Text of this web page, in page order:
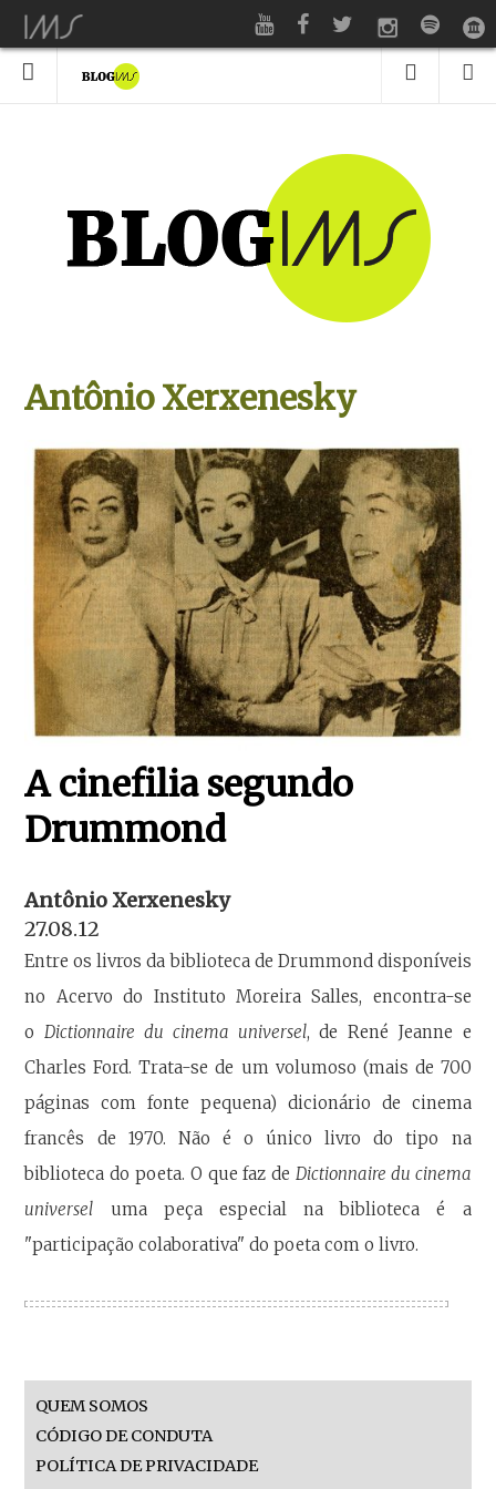
Antônio Xerxenesky
A cinefilia segundo
Drummond
Antônio Xerxenesky
27.08.12
Entre os livros da biblioteca de Drummond disponíveis
no Acervo do Instituto Moreira Salles, encontra-se
oDictionnaire du cinema universel, de René Jeanne e
Charles Ford. Trata-se de um volumoso (mais de 700
páginas com fonte pequena) dicionário de cinema
francês de 1970. Não é o único livro do tipo na
biblioteca do poeta. O que faz de Dictionnaire du cinema
universel uma peça especial na biblioteca é a
"participação colaborativa" do poeta com o livro.
QUEM SOMOS
CÓDIGO DE CONDUTA
POLÍTICA DE PRIVACIDADE